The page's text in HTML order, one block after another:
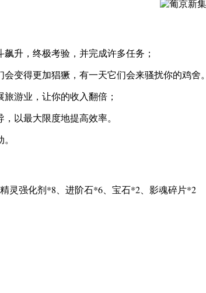
升，终极考验，并完成许多任务；
得更加猖獗，有一天它们会来骚扰你的鸡舍。
游业，让你的收入翻倍；
以最大限度地提高效率。
灵强化剂*8、进阶石*6、宝石*2、影魂碎片*2